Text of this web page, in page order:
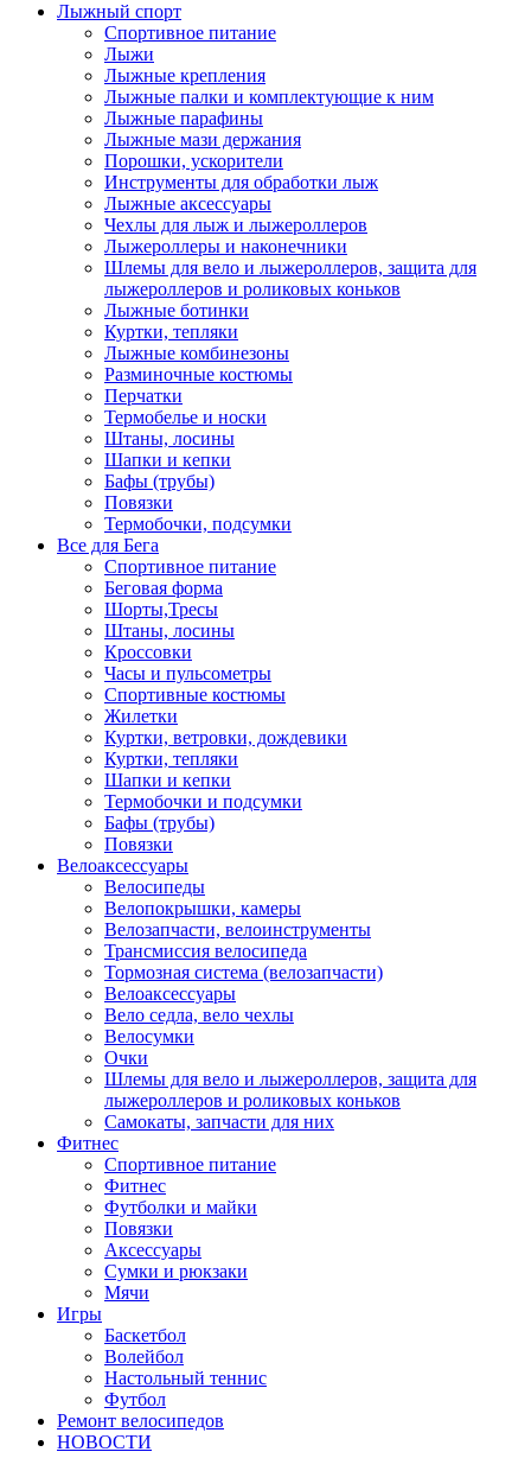
Лыжный спорт
Спортивное питание
Лыжи
Лыжные крепления
Лыжные палки и комплектующие к ним
Лыжные парафины
Лыжные мази держания
Порошки, ускорители
Инструменты для обработки лыж
Лыжные аксессуары
Чехлы для лыж и лыжероллеров
Лыжероллеры и наконечники
Шлемы для вело и лыжероллеров, защита для
лыжероллеров и роликовых коньков
Лыжные ботинки
Куртки, тепляки
Лыжные комбинезоны
Разминочные костюмы
Перчатки
Термобелье и носки
Штаны, лосины
Шапки и кепки
Бафы (трубы)
Повязки
Термобочки, подсумки
Все для Бега
Спортивное питание
Беговая форма
Шорты,Тресы
Штаны, лосины
Кроссовки
Часы и пульсометры
Спортивные костюмы
Жилетки
Куртки, ветровки, дождевики
Куртки, тепляки
Шапки и кепки
Термобочки и подсумки
Бафы (трубы)
Повязки
Велоаксессуары
Велосипеды
Велопокрышки, камеры
Велозапчасти, велоинструменты
Трансмиссия велосипеда
Тормозная система (велозапчасти)
Велоаксессуары
Вело седла, вело чехлы
Велосумки
Очки
Шлемы для вело и лыжероллеров, защита для
лыжероллеров и роликовых коньков
Самокаты, запчасти для них
Фитнес
Спортивное питание
Фитнес
Футболки и майки
Повязки
Аксессуары
Сумки и рюкзаки
Мячи
Игры
Баскетбол
Волейбол
Настольный теннис
Футбол
Ремонт велосипедов
НОВОСТИ